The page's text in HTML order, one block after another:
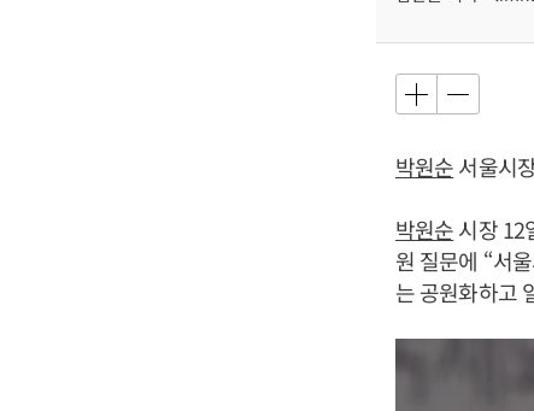
박원순서울시
박원순시장 12
원 질문에 “서
는 공원화하고